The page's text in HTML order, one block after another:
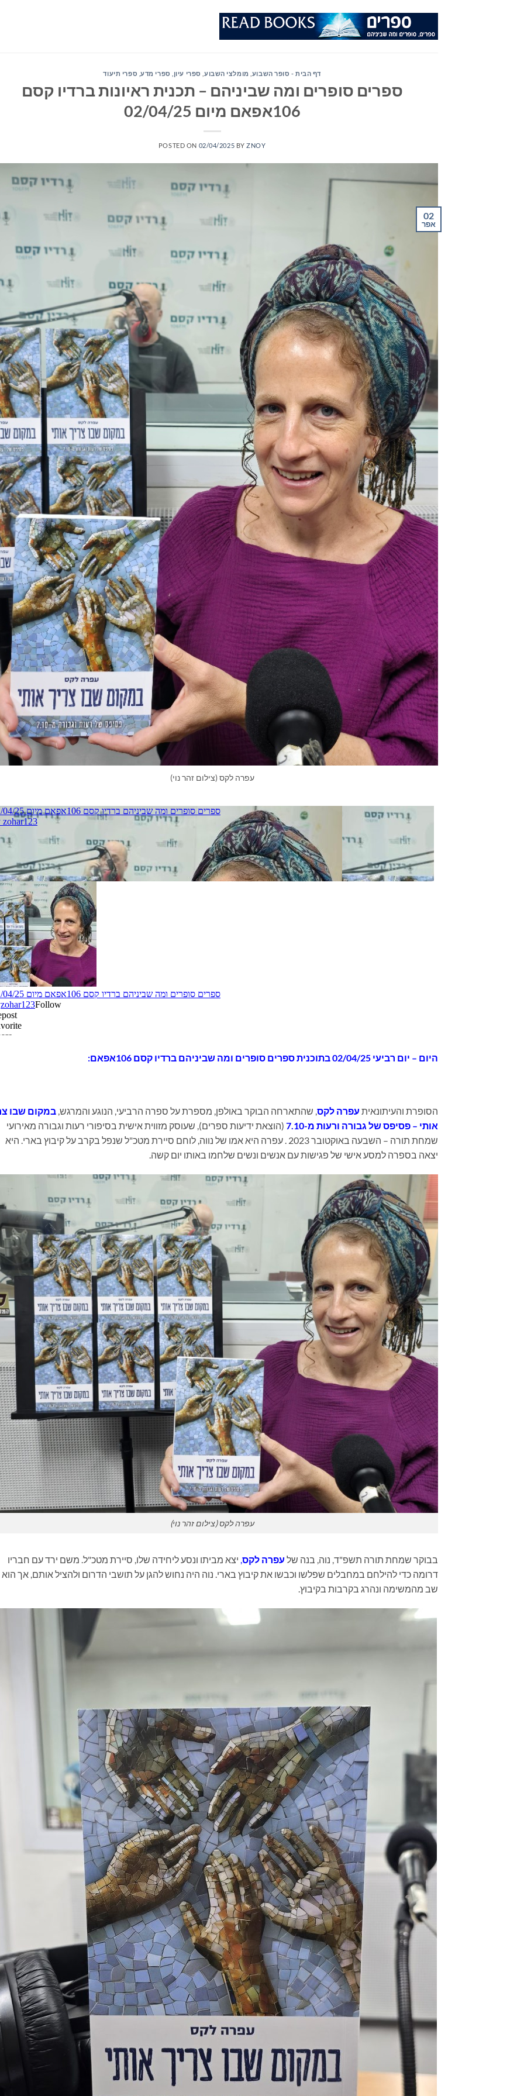
דף הבית - סופר השבוע מומלצי השבוע ספרי עיון, ספרי מדע, ספרי תיעוד
ספרים סופרים ומה שביניהם – תכנית ראיונות ברדיו קסם
106אפאם מיום 02/04/25
POSTED ON 02/04/2025 BYZNOY
02
אפר
עפרה לקס (צילום זהר נוי)
היום – יום רביעי 02/04/25 בתוכנית ספרים סופרים ומה שביניהם ברדיו קסם 106אפאם:
הסופרת והעיתונאית עפרה לקס, שהתארחה הבוקר באולפן, מספרת על ספרה הרביעי, הנוגע והמרגש, במקום שבו
אותי – פסיפס של גבורה ורעות מ-7.10
(הוצאת ידיעות ספרים), שעוסק מזווית אישית בסיפורי רעות וגבורה מאירועי
שמחת תורה – השבעה באוקטובר 2023 . עפרה היא אמו של נווה, לוחם סיירת מטכ"ל שנפל בקרב על קיבוץ בארי. היא
יצאה בספרה למסע אישי של פגישות עם אנשים ונשים שלחמו באותו יום קשה.
עפרה לקס (צילום זהר נוי)
בבוקר שמחת תורה תשפ"ד, נוה, בנה של עפרה לקס, יצא מביתו ונסע ליחידה שלו, סיירת מטכ"ל. משם ירד עם חבריו
דרומה כדי להילחם במחבלים שפלשו וכבשו את קיבוץ בארי. נוה היה נחוש להגן על תושבי הדרום ולהציל אותם, אך
שב מהמשימה ונהרג בקרבות בקיבוץ.